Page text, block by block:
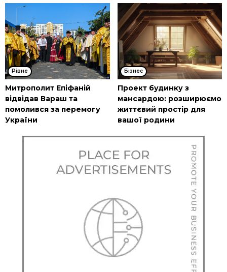
Рівне
Митрополит Епіфаній
відвідав Вараш та
помолився за перемогу
України
Бізнес
Проект будинку з
мансардою: розширюємо
життєвий простір для
вашої родини